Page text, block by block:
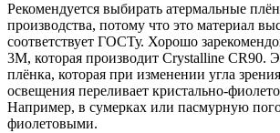
Рекомендуется выбирать атермальные
производства, потому что это материал
соответствует ГОСТу. Хорошо
3M, которая производит Crystalline CR90.
плёнка, которая при изменении угла
освещения переливает кристально-
Например, в сумерках или пасмурную
фиолетовыми.